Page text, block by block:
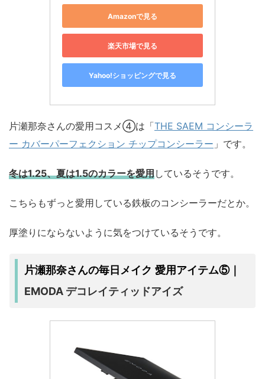
Amazonで見る
楽天市場で見る
Yahoo!ショッピングで見る
片瀬那奈さんの愛用コスメ④は「THE SAEM コンシーラ
ー カバーパーフェクション チップコンシーラー 」です。
冬は1.25、夏は1.5のカラーを愛用しているそうです。
こちらもずっと愛用している鉄板のコンシーラーだとか。
厚塗りにならないように気をつけているそうです。
片瀬那奈さんの毎日メイク 愛用アイテム⑤｜
EMODA デコレイティッドアイズ